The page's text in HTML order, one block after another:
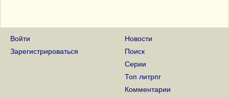
Войти
Зарегистрироваться
Новости
Поиск
Серии
Топ литрпг
Комментарии